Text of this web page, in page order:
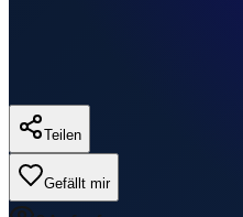
Teilen
Gefällt mir